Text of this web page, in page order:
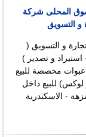
المحلى شركة
التسويق
و التسويق (
و تصدير )
مخصصة للبيع
) - ( سوبر لوكس) للبيع داخل
- الاسكندرية